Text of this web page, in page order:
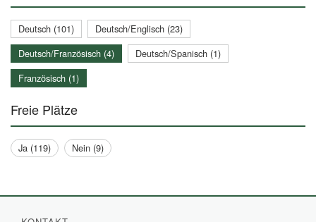
Deutsch (101)
Deutsch/Englisch (23)
Deutsch/Französisch (4)
Deutsch/Spanisch (1)
Französisch (1)
Freie Plätze
Ja (119) Nein (9)